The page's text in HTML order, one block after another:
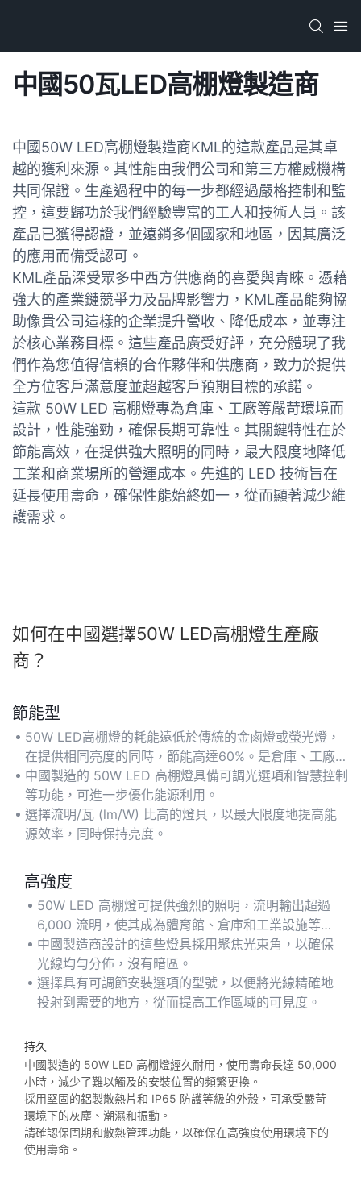
中國50瓦LED高棚燈製造商
中國50W LED高棚燈製造商KML的這款產品是其卓
越的獲利來源。其性能由我們公司和第三方權威機構
共同保證。生產過程中的每一步都經過嚴格控制和監
控，這要歸功於我們經驗豐富的工人和技術人員。該
產品已獲得認證，並遠銷多個國家和地區，因其廣泛
的應用而備受認可。
KML產品深受眾多中西方供應商的喜愛與青睞。憑藉
強大的產業鏈競爭力及品牌影響力，KML產品能夠協
助像貴公司這樣的企業提升營收、降低成本，並專注
於核心業務目標。這些產品廣受好評，充分體現了我
們作為您值得信賴的合作夥伴和供應商，致力於提供
全方位客戶滿意度並超越客戶預期目標的承諾。
這款 50W LED 高棚燈專為倉庫、工廠等嚴苛環境而
設計，性能強勁，確保長期可靠性。其關鍵特性在於
節能高效，在提供強大照明的同時，最大限度地降低
工業和商業場所的營運成本。先進的 LED 技術旨在
延長使用壽命，確保性能始終如一，從而顯著減少維
護需求。
如何在中國選擇50W LED高棚燈生產廠
商？
節能型
50W LED高棚燈的耗能遠低於傳統的金鹵燈或螢光燈，
在提供相同亮度的同時，節能高達60%。是倉庫、工廠和
需要持續照明的大型商業場所的理想選擇。
中國製造的 50W LED 高棚燈具備可調光選項和智慧控制
等功能，可進一步優化能源利用。
選擇流明/瓦 (lm/W) 比高的燈具，以最大限度地提高能
源效率，同時保持亮度。
高強度
50W LED 高棚燈可提供強烈的照明，流明輸出超過
6,000 流明，使其成為體育館、倉庫和工業設施等高
天花板空間的理想選擇。
中國製造商設計的這些燈具採用聚焦光束角，以確保
光線均勻分佈，沒有暗區。
選擇具有可調節安裝選項的型號，以便將光線精確地
投射到需要的地方，從而提高工作區域的可見度。
持久
中國製造的 50W LED 高棚燈經久耐用，使用壽命長達 50,000
小時，減少了難以觸及的安裝位置的頻繁更換。
採用堅固的鋁製散熱片和 IP65 防護等級的外殼，可承受嚴苛
環境下的灰塵、潮濕和振動。
請確認保固期和散熱管理功能，以確保在高強度使用環境下的
使用壽命。